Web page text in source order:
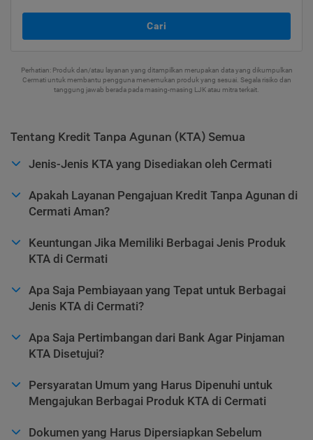
Cari
Perhatian: Produk dan/atau layanan yang ditampilkan merupakan data yang dikumpulkan
Cermati untuk membantu pengguna menemukan produk yang sesuai. Segala risiko dan
tanggung jawab berada pada masing-masing LJK atau mitra terkait.
Tentang Kredit Tanpa Agunan (KTA) Semua
Jenis-Jenis KTA yang Disediakan oleh Cermati
Apakah Layanan Pengajuan Kredit Tanpa Agunan di
Cermati Aman?
Keuntungan Jika Memiliki Berbagai Jenis Produk
KTA di Cermati
Apa Saja Pembiayaan yang Tepat untuk Berbagai
Jenis KTA di Cermati?
Apa Saja Pertimbangan dari Bank Agar Pinjaman
KTA Disetujui?
Persyaratan Umum yang Harus Dipenuhi untuk
Mengajukan Berbagai Produk KTA di Cermati
Dokumen yang Harus Dipersiapkan Sebelum